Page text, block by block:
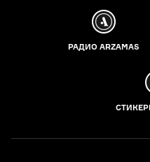
РАДИО ARZAMAS